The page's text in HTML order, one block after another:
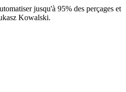
jusqu'à 95% des perçages et
Kowalski.